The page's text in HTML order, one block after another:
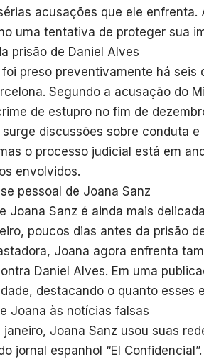
acusações que ele
uma tentativa de proteger sua
prisão de Daniel Alves
preso preventivamente há
Segundo a acusação do
de estupro no fim de
discussões sobre conduta
o processo judicial está em
envolvidos.
pessoal de Joana Sanz
Joana Sanz é ainda mais
poucos dias antes da prisão
Joana agora enfrenta
Daniel Alves. Em uma
destacando o quanto esses
Joana às notícias falsas
janeiro, Joana Sanz usou suas
jornal espanhol “El